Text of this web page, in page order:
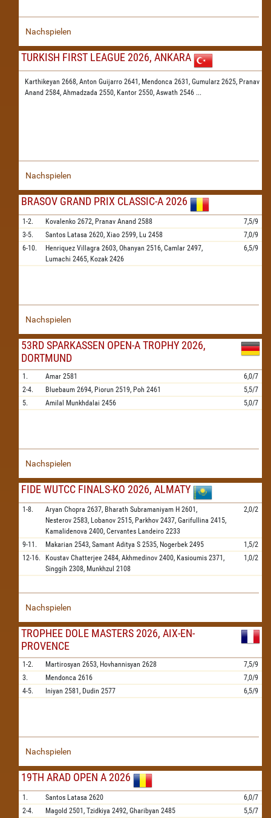
Nachspielen
TURKISH FIRST LEAGUE 2026, ANKARA
Karthikeyan 2668, Anton Guijarro 2641, Mendonca 2631, Gumularz 2625, Pranav
Anand 2584, Ahmadzada 2550, Kantor 2550, Aswath 2546 ...
Nachspielen
BRASOV GRAND PRIX CLASSIC-A 2026
1-2. Kovalenko 2672, Pranav Anand 2588
7,5/9
3-5.
Santos Latasa 2620, Xiao 2599, Lu 2458
7,0/9
6-10.
Henriquez Villagra 2603, Ohanyan 2516, Camlar 2497,
Lumachi 2465, Kozak 2426
6,5/9
Nachspielen
53RD SPARKASSEN OPEN-A TROPHY 2026,
DORTMUND
1. Amar 2581
6,0/7
2-4.
Bluebaum 2694, Piorun 2519, Poh 2461
5,5/7
5.
Amilal Munkhdalai 2456 5,0/7
Nachspielen
FIDE WUTCC FINALS-KO 2026, ALMATY
1-8. Aryan Chopra 2637, Bharath Subramaniyam H 2601,
Nesterov 2583, Lobanov 2515, Parkhov 2437, Garifullina 2415,
Kamalidenova 2400, Cervantes Landeiro 2233
2,0/2
9-11. Makarian 2543, Samant Aditya S 2535, Nogerbek 2495
1,5/2
12-16.
Koustav Chatterjee 2484, Akhmedinov 2400, Kasioumis 2371,
Singgih 2308, Munkhzul 2108
1,0/2
Nachspielen
TROPHEE DOLE MASTERS 2026, AIX-EN-
PROVENCE
1-2. Martirosyan 2653, Hovhannisyan 2628
7,5/9
3.
Mendonca 2616
7,0/9
4-5.
Iniyan 2581, Dudin 2577 6,5/9
Nachspielen
19TH ARAD OPEN A 2026
1. Santos Latasa 2620
6,0/7
2-4.
Magold 2501, Tzidkiya 2492, Gharibyan 2485
5,5/7